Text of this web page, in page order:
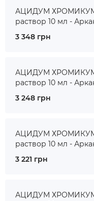
АЦИДУМ ХРОМИКУМ ●
раствор 10 мл -
3 348 грн
АЦИДУМ ХРОМИКУМ ●
раствор 10 мл -
3 248 грн
АЦИДУМ ХРОМИКУМ ●
раствор 10 мл -
3 221 грн
АЦИДУМ ХРОМИКУМ ●